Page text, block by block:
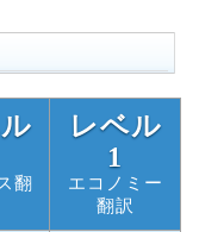
翻
レベル
1
エコノミー
翻訳